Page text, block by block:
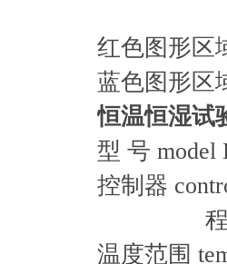
红
蓝色图形区
恒温恒湿试
型 号 model
控制器
程式容量
温度范围